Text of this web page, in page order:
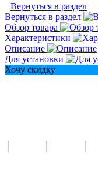
Вернуться в раздел
Вернуться в раздел
Обзор товара
Характеристики
Описание
Для установки
Хочу скидку